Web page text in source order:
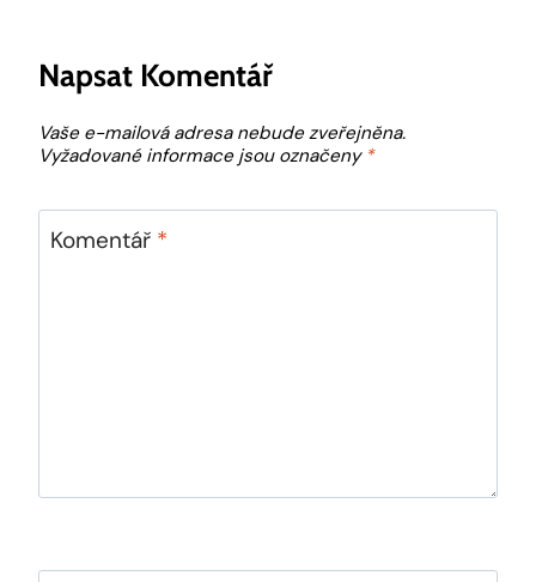
Napsat Komentář
Vaše e-mailová adresa nebude zveřejněna.
Vyžadované informace jsou označeny *
Komentář *